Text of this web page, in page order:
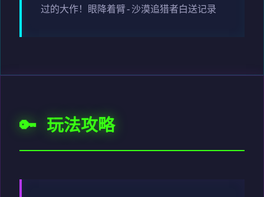
过的大作！眼降着臂-沙漠追猎者白送记录
🔑 玩法攻略